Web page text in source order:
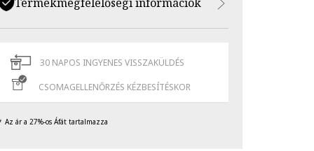
30 NAPOS INGYENES VISSZAKÜLDÉS
CSOMAGELLENŐRZÉS KÉZBESÍTÉSKOR
Az ár a 27%-os Áfát tartalmazza